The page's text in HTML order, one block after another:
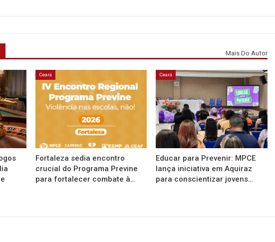
Mais Do Autor
Ceará
Fortaleza sedia encontro
crucial do Programa Previne
para fortalecer combate à…
Ceará
Educar para Prevenir: MPCE
lança iniciativa em Aquiraz
para conscientizar jovens…